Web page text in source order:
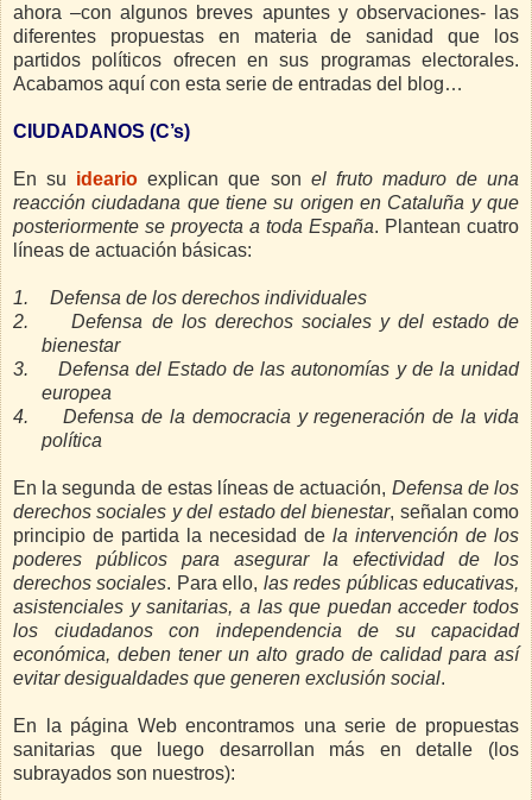
ahora –con algunos breves apuntes y observaciones- las
diferentes propuestas en materia de sanidad que los
partidos políticos ofrecen en sus programas electorales.
Acabamos aquí con esta serie de entradas del blog…
CIUDADANOS (C’s)
En su ideario explican que son el fruto maduro de una
reacción ciudadana que tiene su origen en Cataluña y que
posteriormente se proyecta a toda España. Plantean cuatro
líneas de actuación básicas:
1.
Defensa de los derechos individuales
2.
Defensa de los derechos sociales y del estado de
bienestar
3.
Defensa del Estado de las autonomías y de la unidad
europea
4.
Defensa de la democracia y regeneración de la vida
política
En la segunda de estas líneas de actuación, Defensa de los
derechos sociales y del estado del bienestar, señalan como
principio de partida la necesidad de la intervención de los
poderes públicos para asegurar la efectividad de los
derechos sociales. Para ello, las redes públicas educativas,
asistenciales y sanitarias, a las que puedan acceder todos
los ciudadanos con independencia de su capacidad
económica, deben tener un alto grado de calidad para así
evitar desigualdades que generen exclusión social.
En la página Web encontramos una serie de propuestas
sanitarias que luego desarrollan más en detalle (los
subrayados son nuestros):